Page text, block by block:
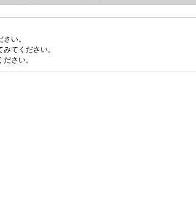
い。
てください。
さい。